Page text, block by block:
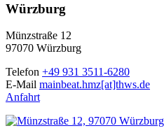
Würzburg
Münzstraße 12
97070 Würzburg
Telefon +49 931 3511-6280
E-Mail mainbeat.hmz[at]thws.de
Anfahrt